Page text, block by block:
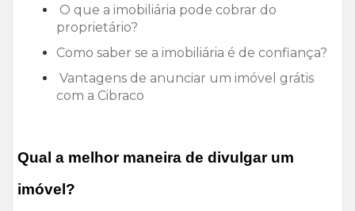
O que a imobiliária pode cobrar do
proprietário?
Como saber se a imobiliária é de confiança?
Vantagens de anunciar um imóvel grátis
com a Cibraco
Qual a melhor maneira de divulgar um
imóvel?